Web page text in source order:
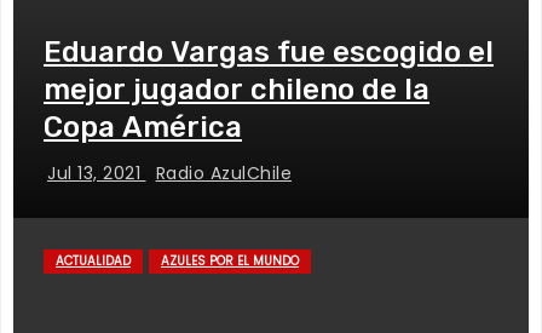
Eduardo Vargas fue escogido el
mejor jugador chileno de la
Copa América
Jul 13, 2021 Radio AzulChile
ACTUALIDAD AZULES POR EL MUNDO